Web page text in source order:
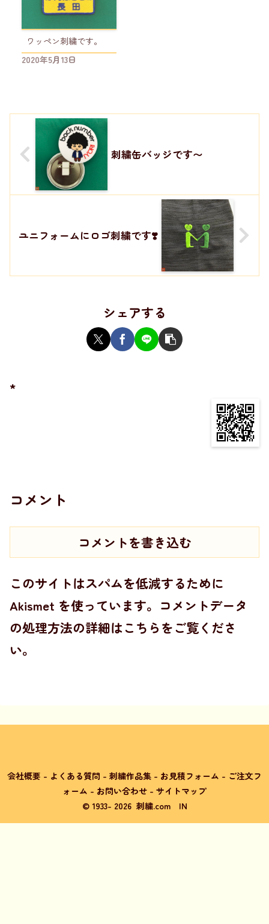
ワッペン刺繍です。
2020年5月13日
刺繍缶バッジです〜
ユニフォームにロゴ刺繍です❣️
シェアする
*
コメント
コメントを書き込む
このサイトはスパムを低減するために
Akismet を使っています。 コメントデータ
の処理方法の詳細はこちらをご覧くださ
い。
会社概要 - よくある質問 - 刺繍作品集 - お見積フォーム - ご注文フ
ォーム - お問い合わせ - サイトマップ
© 1933- 2026 刺繍.com IN